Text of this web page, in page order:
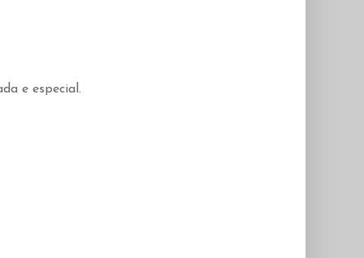
e especial.